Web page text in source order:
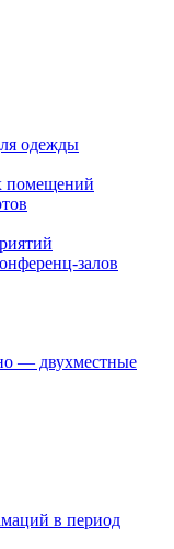
одежды
помещений
залов
— двухместные
в период